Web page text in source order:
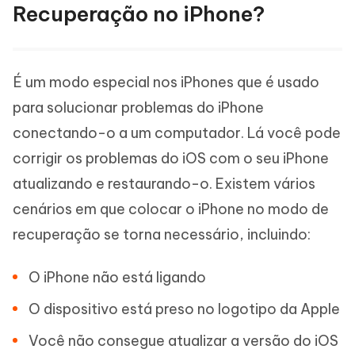
Recuperação no iPhone?
É um modo especial nos iPhones que é usado
para solucionar problemas do iPhone
conectando-o a um computador. Lá você pode
corrigir os problemas do iOS com o seu iPhone
atualizando e restaurando-o. Existem vários
cenários em que colocar o iPhone no modo de
recuperação se torna necessário, incluindo:
O iPhone não está ligando
O dispositivo está preso no logotipo da Apple
Você não consegue atualizar a versão do iOS